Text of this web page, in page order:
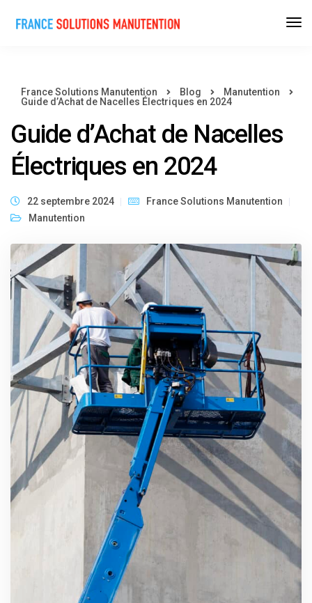
France Solutions Manutention Blog
Manutention
Guide d’Achat de Nacelles Électriques en 2024
Guide d’Achat de Nacelles
Électriques en 2024
22 septembre 2024
France Solutions Manutention
Manutention